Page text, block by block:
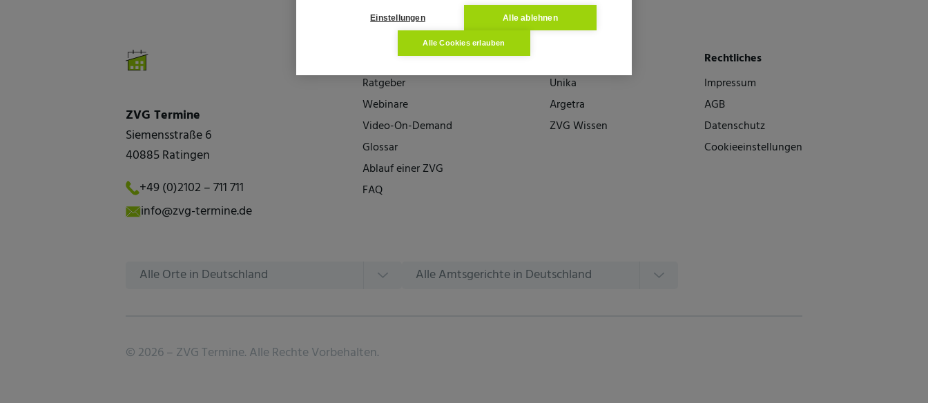
ZVG Termine
Siemensstraße 6
40885 Ratingen
+49 (0)2102 – 711 711
info@zvg-termine.de
Wissen
Ratgeber
Webinare
Video-On-Demand
Glossar
Ablauf einer ZVG
FAQ
Unika
Argetra
ZVG Wissen
Rechtliches
Impressum
AGB
Datenschutz
Cookieeinstellungen
Alle Orte in Deutschland Alle Amtsgerichte in Deutschland
© 2026 – ZVG Termine. Alle Rechte Vorbehalten.
Einstellungen Alle ablehnen
Alle Cookies erlauben